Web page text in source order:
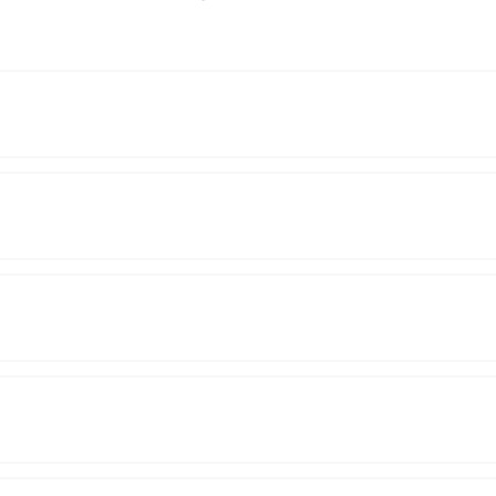
вы сможете задать любые вопросы визовому
оплаты.